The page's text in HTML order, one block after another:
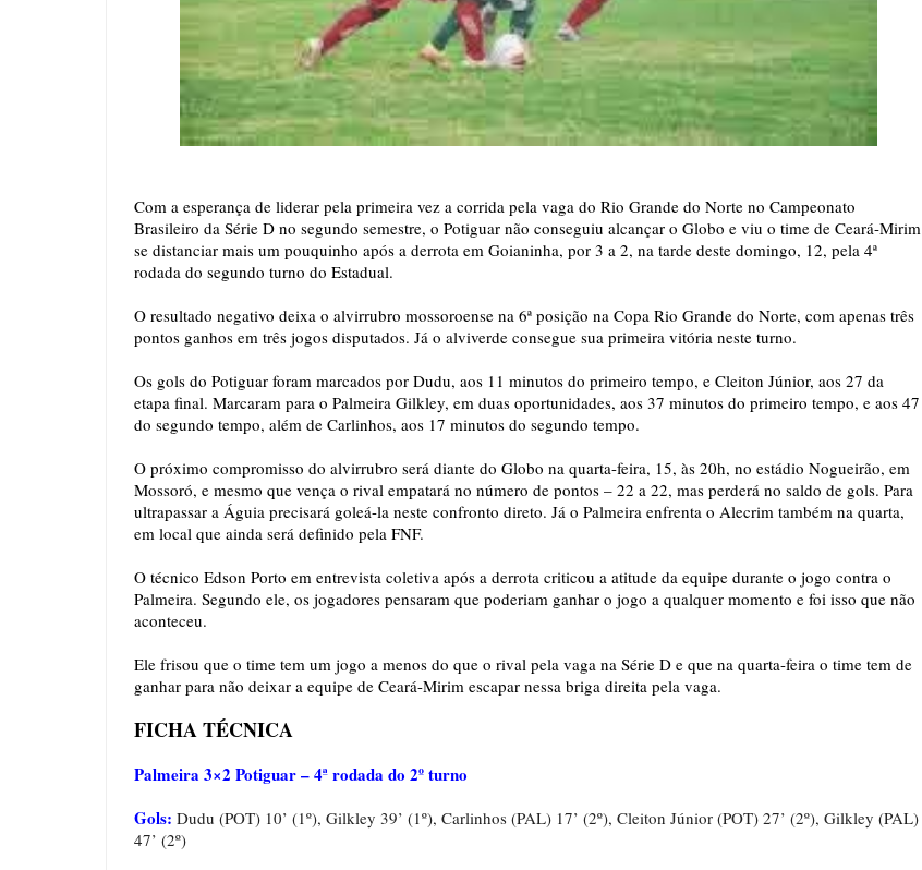
Com a esperança de liderar pela primeira vez a corrida pela vaga do Rio Grande do Norte no Campeonato
Brasileiro da Série D no segundo semestre, o Potiguar não conseguiu alcançar o Globo e viu o time de Ceará-Mirim
se distanciar mais um pouquinho após a derrota em Goianinha, por 3 a 2, na tarde deste domingo, 12, pela 4ª
rodada do segundo turno do Estadual.
O resultado negativo deixa o alvirrubro mossoroense na 6ª posição na Copa Rio Grande do Norte, com apenas três
pontos ganhos em três jogos disputados. Já o alviverde consegue sua primeira vitória neste turno.
Os gols do Potiguar foram marcados por Dudu, aos 11 minutos do primeiro tempo, e Cleiton Júnior, aos 27 da
etapa final. Marcaram para o Palmeira Gilkley, em duas oportunidades, aos 37 minutos do primeiro tempo, e aos 47
do segundo tempo, além de Carlinhos, aos 17 minutos do segundo tempo.
O próximo compromisso do alvirrubro será diante do Globo na quarta-feira, 15, às 20h, no estádio Nogueirão, em
Mossoró, e mesmo que vença o rival empatará no número de pontos – 22 a 22, mas perderá no saldo de gols. Para
ultrapassar a Águia precisará goleá-la neste confronto direto. Já o Palmeira enfrenta o Alecrim também na quarta,
em local que ainda será definido pela FNF.
O técnico Edson Porto em entrevista coletiva após a derrota criticou a atitude da equipe durante o jogo contra o
Palmeira. Segundo ele, os jogadores pensaram que poderiam ganhar o jogo a qualquer momento e foi isso que não
aconteceu.
Ele frisou que o time tem um jogo a menos do que o rival pela vaga na Série D e que na quarta-feira o time tem de
ganhar para não deixar a equipe de Ceará-Mirim escapar nessa briga direita pela vaga.
FICHA TÉCNICA
Palmeira 3×2 Potiguar – 4ª rodada do 2º turno
Gols: Dudu (POT) 10’ (1º), Gilkley 39’ (1º), Carlinhos (PAL) 17’ (2º), Cleiton Júnior (POT) 27’ (2º), Gilkley (PAL)
47’ (2º)